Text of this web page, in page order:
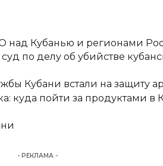
над Кубанью и регионами
по делу об убийстве
Кубани встали на защиту
куда пойти за продуктами в
- РЕКЛАМА -